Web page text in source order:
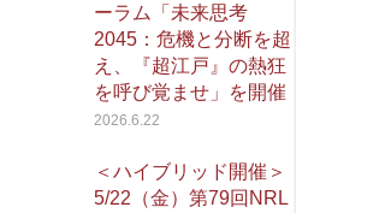
ーラム「未来思考
2045：危機と分断を超
え、『超江戸』の熱狂
を呼び覚ませ」を開催
2026.6.22
＜ハイブリッド開催＞
5/22（金）第79回NRL